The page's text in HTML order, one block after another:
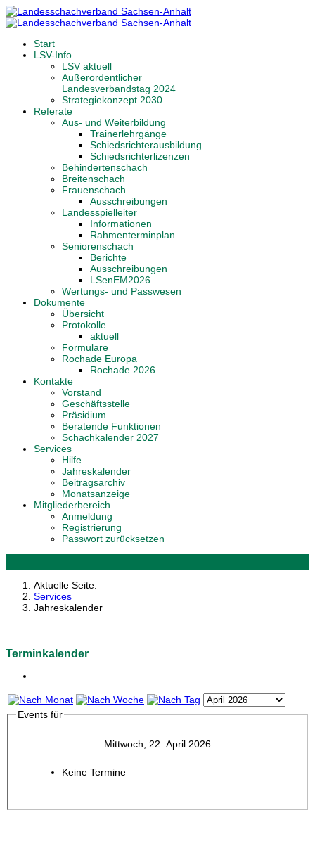
Start
LSV-Info
LSV aktuell
Außerordentlicher
Landesverbandstag 2024
Strategiekonzept 2030
Referate
Aus- und Weiterbildung
Trainerlehrgänge
Schiedsrichterausbildung
Schiedsrichterlizenzen
Behindertenschach
Breitenschach
Frauenschach
Ausschreibungen
Landesspielleiter
Informationen
Rahmenterminplan
Seniorenschach
Berichte
Ausschreibungen
LSenEM2026
Wertungs- und Passwesen
Dokumente
Übersicht
Protokolle
aktuell
Formulare
Rochade Europa
Rochade 2026
Kontakte
Vorstand
Geschäftsstelle
Präsidium
Beratende Funktionen
Schachkalender 2027
Services
Hilfe
Jahreskalender
Beitragsarchiv
Monatsanzeige
Mitgliederbereich
Anmeldung
Registrierung
Passwort zurücksetzen
Aktuelle Seite:
Services
Jahreskalender
Terminkalender
Events für
Mittwoch, 22. April 2026
Keine Termine